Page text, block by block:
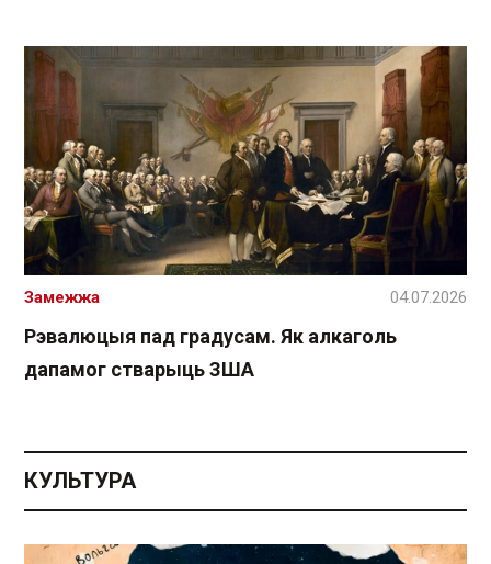
Рэвалюцыя пад градусам. Як алкаголь
дапамог стварыць ЗША
Замежжа 04.07.2026
КУЛЬТУРА